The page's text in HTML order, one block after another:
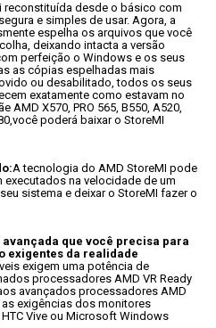
desde o básico com
e simples de usar. Agora, a
espelha os arquivos que você
deixando intacta a versão
perfeição o Windows e os seus
as cópias espelhadas mais
ou desabilitado, todos os seus
exatamente como estavam no
AMD X570, PRO 565, B550, A520,
poderá baixar o StoreMI
A tecnologia do AMD StoreMI pode
na velocidade de um
sistema e deixar o StoreMI fazer o
que você precisa para
exigentes da realidade
exigem uma potência de
processadores AMD VR Ready
avançados processadores AMD
exigências dos monitores
Vive ou Microsoft Windows